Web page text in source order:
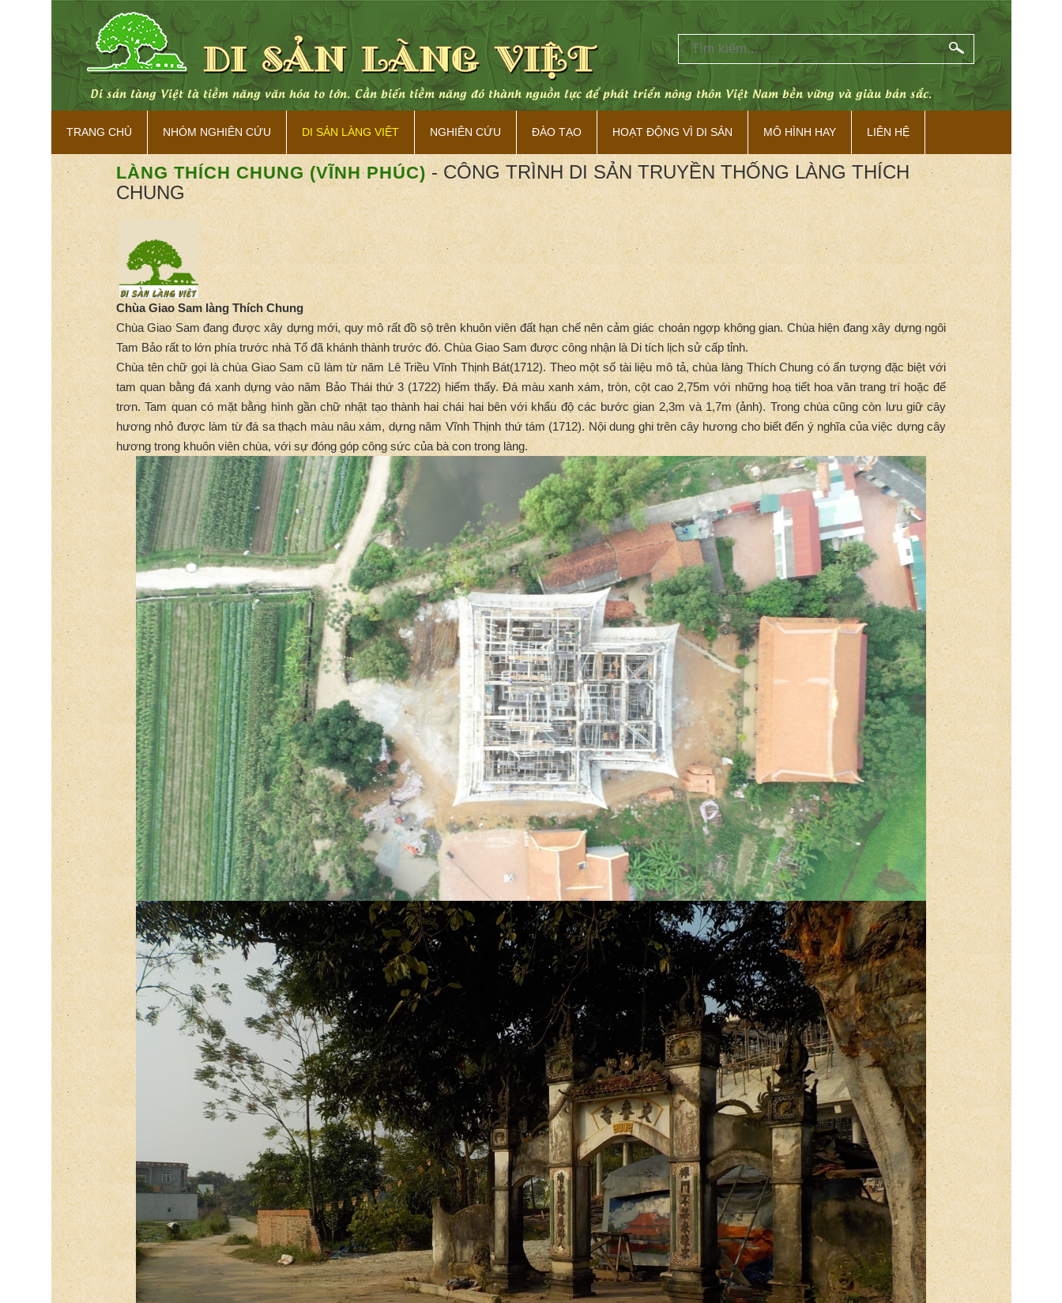
Di sản làng
TRANG CHỦ NHÓM NGHIÊN CỨU DI SẢN LÀNG VIỆT NGHIÊN CỨU ĐÀO TẠO HOẠT ĐỘNG VÌ DI SẢN MÔ HÌNH HAY LIÊN HỆ
LÀNG THÍCH CHUNG (VĨNH PHÚC)- CÔNG TRÌNH DI SẢN TRUYỀN THỐNG LÀNG THÍCH
CHUNG
Chùa Giao Sam làng Thích Chung
Chùa Giao Sam đang được xây dựng mới, quy mô rất đồ sộ trên khuôn viên đất hạn chế nên cảm giác choán ngợp không gian. Chùa hiện đang xây dựng ngôi
Tam Bảo rất to lớn phía trước nhà Tổ đã khánh thành trước đó. Chùa Giao Sam được công nhận là Di tích lịch sử cấp tỉnh.
Chùa tên chữ gọi là chùa Giao Sam cũ làm từ năm Lê Triều Vĩnh Thịnh Bát(1712). Theo một số tài liệu mô tả, chùa làng Thích Chung có ấn tượng đặc biệt với
tam quan bằng đá xanh dựng vào năm Bảo Thái thứ 3 (1722) hiếm thấy. Đá màu xanh xám, tròn, cột cao 2,75m với những hoạ tiết hoa văn trang trí hoặc để
trơn. Tam quan có mặt bằng hình gần chữ nhật tạo thành hai chái hai bên với khẩu độ các bước gian 2,3m và 1,7m (ảnh). Trong chùa cũng còn lưu giữ cây
hương nhỏ được làm từ đá sa thạch màu nâu xám, dựng năm Vĩnh Thịnh thứ tám (1712). Nội dung ghi trên cây hương cho biết đến ý nghĩa của việc dựng cây
hương trong khuôn viên chùa, với sự đóng góp công sức của bà con trong làng.